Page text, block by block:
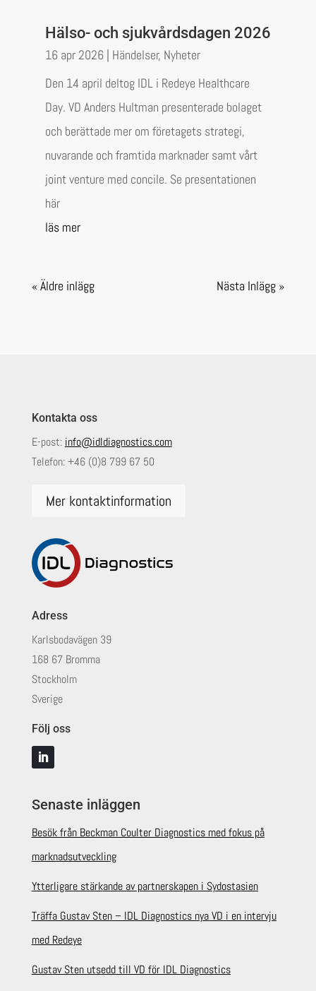
Hälso- och sjukvårdsdagen 2026
16 apr 2026| Händelser, Nyheter
Den 14 april deltog IDL i Redeye Healthcare
Day. VD Anders Hultman presenterade bolaget
och berättade mer om företagets strategi,
nuvarande och framtida marknader samt vårt
joint venture med concile. Se presentationen
här
läs mer
« Äldre inlägg Nästa Inlägg »
Kontakta oss
E-post: info@idldiagnostics.com
Telefon:+46 (0)8 799 67 50
Mer kontaktinformation
Adress
Karlsbodavägen 39
168 67 Bromma
Stockholm
Sverige
Följ oss
Senaste inläggen
Besök från Beckman Coulter Diagnostics med fokus på
marknadsutveckling
Ytterligare stärkande av partnerskapen i Sydostasien
Träffa Gustav Sten – IDL Diagnostics nya VD i en intervju
med Redeye
Gustav Sten utsedd till VD för IDL Diagnostics